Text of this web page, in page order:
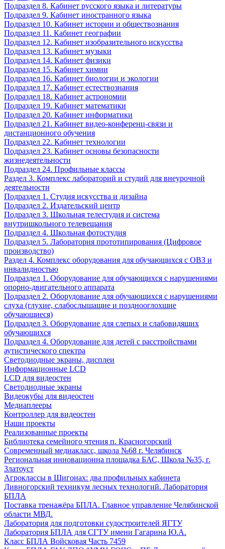
Подраздел 8. Кабинет русского языка и литературы
Подраздел 9. Кабинет иностранного языка
Подраздел 10. Кабинет истории и обществознания
Подраздел 11. Кабинет географии
Подраздел 12. Кабинет изобразительного искусства
Подраздел 13. Кабинет музыки
Подраздел 14. Кабинет физики
Подраздел 15. Кабинет химии
Подраздел 16. Кабинет биологии и экологии
Подраздел 17. Кабинет естествознания
Подраздел 18. Кабинет астрономии
Подраздел 19. Кабинет математики
Подраздел 20. Кабинет информатики
Подраздел 21. Кабинет видео-конференц-связи и
дистанционного обучения
Подраздел 22. Кабинет технологии
Подраздел 23. Кабинет основы безопасности
жизнедеятельности
Подраздел 24. Профильные классы
Раздел 3. Комплекс лабораторий и студий для внеурочной
деятельности
Подраздел 1. Студия искусства и дизайна
Подраздел 2. Издательский центр
Подраздел 3. Школьная телестудия и система
внутришкольного телевещания
Подраздел 4. Школьная фотостудия
Подраздел 5. Лаборатория прототипирования (Цифровое
производство)
Раздел 4. Комплекс оборудования для обучающихся с ОВЗ и
инвалидностью
Подраздел 1. Оборудование для обучающихся с нарушениями
опорно-двигательного аппарата
Подраздел 2. Оборудование для обучающихся с нарушениями
слуха (глухие, слабослышащие и позднооглохшие
обучающиеся)
Подраздел 3. Оборудование для слепых и слабовидящих
обучающихся
Подраздел 4. Оборудование для детей с расстройствами
аутистического спектра
Светодиодные экраны, дисплеи
Информационные LCD
LCD для видеостен
Светодиодные экраны
Видеокубы для видеостен
Медиаплееры
Контроллер для видеостен
Наши проекты
Реализованные проекты
Библиотека семейного чтения п. Красногорский
Современный медиакласс, школа №68 г. Челябинск
Региональная инновационна площадка БАС, Школа №35, г.
Златоуст
Агроклассы в Шигонах: два профильных кабинета
Дивногорский техникум лесных технологий. Лаборатория
БПЛА
Поставка тренажёра БПЛА. Главное управление Челябинской
области МВД.
Лаборатория для подготовки судостроителей ЯГТУ
Лаборатория БПЛА для СГТУ имени Гагарина Ю.А.
Класс БПЛА Войсковая Часть 7459